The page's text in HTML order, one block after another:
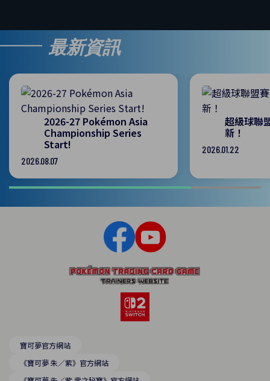
最新資訊
2026-27 Pokémon Asia
Championship Series
Start!
2026.08.07
超級球聯
新！
2026.01.22
寶可夢官方網站
《寶可夢 朱／紫》官方網站